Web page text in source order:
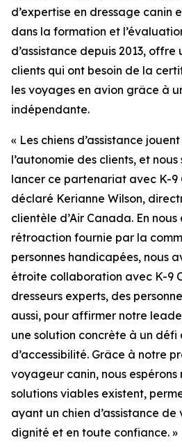
d’expertise en dressage canin
dans la formation et
d’assistance depuis 2013,
clients qui ont besoin de la
les voyages en avion grâce à
indépendante.
« Les chiens d’assistance
l’autonomie des clients, et
lancer ce partenariat avec K-9
déclaré Kerianne Wilson,
clientèle d’Air Canada. En
rétroaction fournie par la
personnes handicapées, nous
étroite collaboration avec K-9
dresseurs experts, des
aussi, pour affirmer notre
une solution concrète à un
d’accessibilité. Grâce à notre
voyageur canin, nous espérons
solutions viables existent,
ayant un chien d’assistance
dignité et en toute confiance. »